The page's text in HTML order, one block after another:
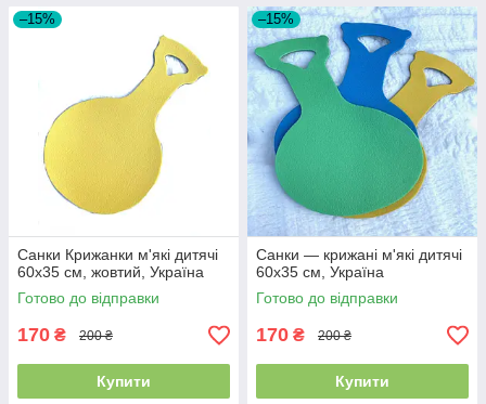
–15%
Санки Крижанки м'які дитячі
60х35 см, жовтий, Україна
Готово до відправки
170 ₴ 200 ₴
Купити
–15%
Санки — крижані м'які дитячі
60х35 см, Україна
Готово до відправки
170 ₴ 200 ₴
Купити